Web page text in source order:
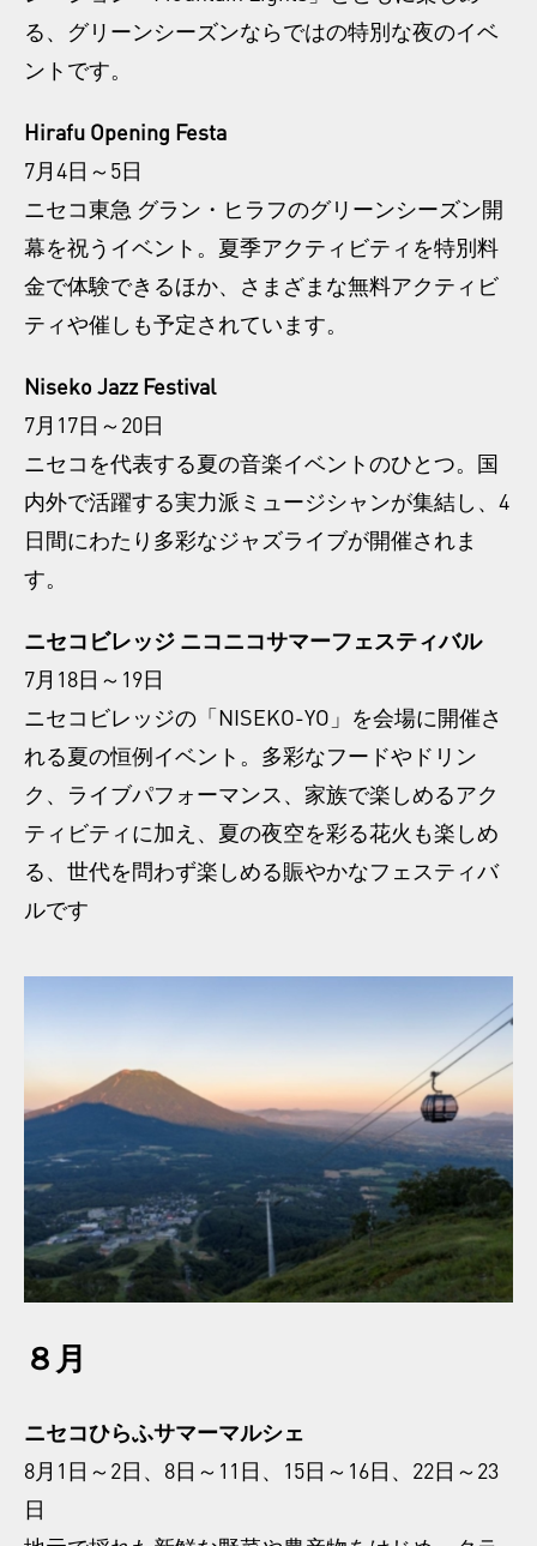
る、グリーンシーズンならではの特別な夜のイベ
ントです。
Hirafu Opening Festa
7月4日～5日
ニセコ東急 グラン・ヒラフのグリーンシーズン開
幕を祝うイベント。夏季アクティビティを特別料
金で体験できるほか、さまざまな無料アクティビ
ティや催しも予定されています。
Niseko Jazz Festival
7月17日～20日
ニセコを代表する夏の音楽イベントのひとつ。国
内外で活躍する実力派ミュージシャンが集結し、4
日間にわたり多彩なジャズライブが開催されま
す。
ニセコビレッジ ニコニコサマーフェスティバル
7月18日～19日
ニセコビレッジの「NISEKO-YO」を会場に開催さ
れる夏の恒例イベント。多彩なフードやドリン
ク、ライブパフォーマンス、家族で楽しめるアク
ティビティに加え、夏の夜空を彩る花火も楽しめ
る、世代を問わず楽しめる賑やかなフェスティバ
ルです
８月
ニセコひらふサマーマルシェ
8月1日～2日、8日～11日、15日～16日、22日～23
日